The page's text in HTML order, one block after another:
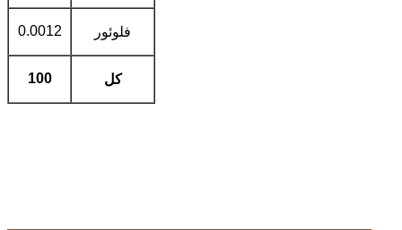
فلوئور 0.0012
کل 100